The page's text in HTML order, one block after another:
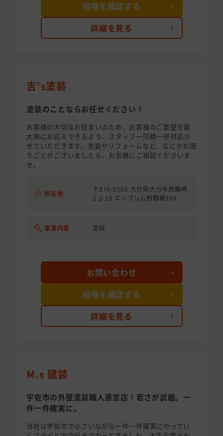
詳細を見る
相場を確認する
吉's塗装
塗装のことならお任せください！
お客様の大切なお住まいのため、お客様のご要望を最
大限にお応えできるよう、スタッフ一同精一杯対応さ
せていただきます。塗装やリフォームなど、なにかお困
りごとがございましたら、お気軽にご相談くださいま
せ。
所在地
〒870-0105 大分県大分市西鶴崎
2-2-18 エンブレム西鶴崎308
事業内容 塗装
詳細を見る
お問い合わせ
相場を確認する
M.s 建装
宇佐市の外壁塗装職人直営店！若さが武器。一
件一件確実に。
当社は宇佐市で小さいながら一件一件確実にやってい